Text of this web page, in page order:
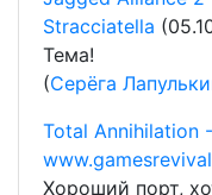
Stracciatella
Тема!
(Серёга
Total Annihilation
Хороший порт,